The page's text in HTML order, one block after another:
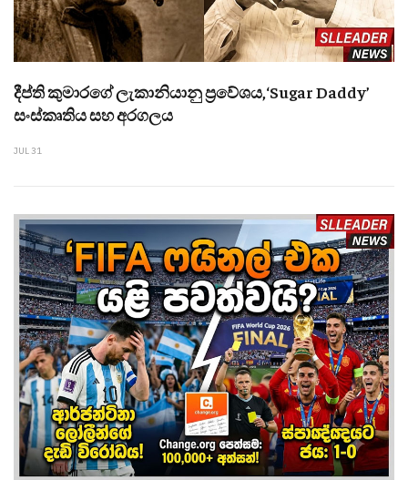
දීප්ති කුමාරගේ ලැකානියානු ප්‍රවේශය,‘Sugar Daddy’
සංස්කෘතිය සහ අරගලය
JUL 31